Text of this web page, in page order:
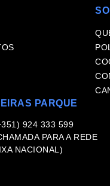
PARQUE
924 333 599
PARA A REDE
NACIONAL)